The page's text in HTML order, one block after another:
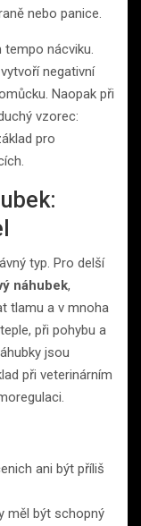
nebo panice.
nácviku.
negativní
Naopak při
vzorec:
pro
typ. Pro delší
náhubek,
tlamu a v mnoha
při pohybu a
jsou
při veterinárním
ani být příliš
měl být schopný